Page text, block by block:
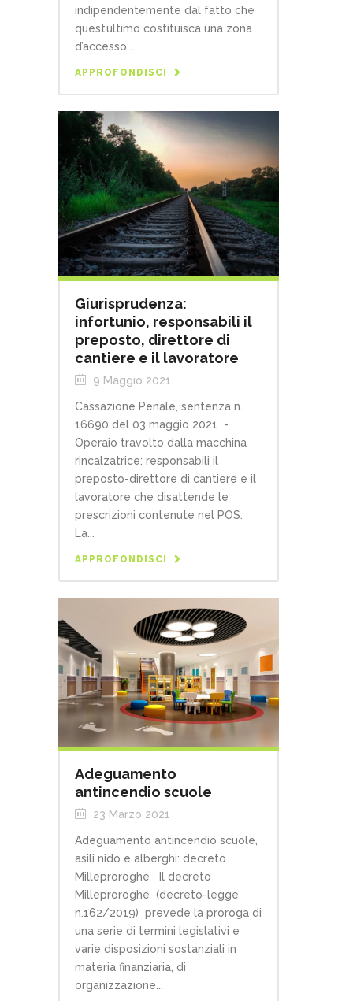
indipendentemente dal fatto che
quest’ultimo costituisca una zona
d’accesso...
APPROFONDISCI
Giurisprudenza:
infortunio, responsabili il
preposto, direttore di
cantiere e il lavoratore
9 Maggio 2021
Cassazione Penale, sentenza n.
16690 del 03 maggio 2021 -
Operaio travolto dalla macchina
rincalzatrice: responsabili il
preposto-direttore di cantiere e il
lavoratore che disattende le
prescrizioni contenute nel POS.
La...
APPROFONDISCI
Adeguamento
antincendio scuole
23 Marzo 2021
Adeguamento antincendio scuole,
asili nido e alberghi: decreto
Milleproroghe Il decreto
Milleproroghe (decreto-legge
n.162/2019) prevede la proroga di
una serie di termini legislativi e
varie disposizioni sostanziali in
materia finanziaria, di
organizzazione...